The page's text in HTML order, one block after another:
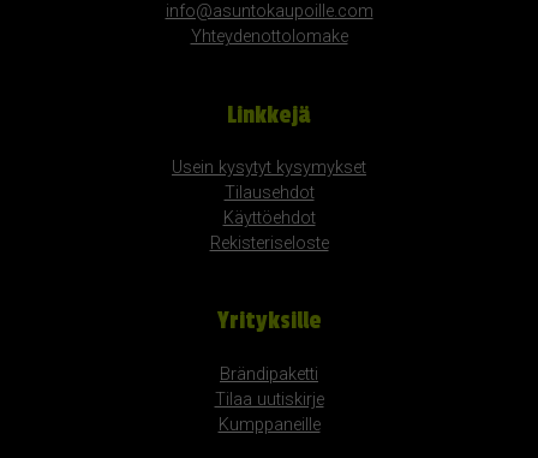
info@asuntokaupoille.com
Yhteydenottolomake
Linkkejä
Usein kysytyt kysymykset
Tilausehdot
Käyttöehdot
Rekisteriseloste
Yrityksille
Brändipaketti
Tilaa uutiskirje
Kumppaneille